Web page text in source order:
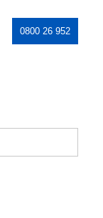
0800 26 952